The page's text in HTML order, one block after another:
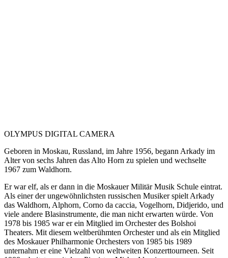
OLYMPUS DIGITAL CAMERA
Geboren in Moskau, Russland, im Jahre 1956, begann Arkady im
Alter von sechs Jahren das Alto Horn zu spielen und wechselte
1967 zum Waldhorn.
Er war elf, als er dann in die Moskauer Militär Musik Schule eintrat.
Als einer der ungewöhnlichsten russischen Musiker spielt Arkady
das Waldhorn, Alphorn, Corno da caccia, Vogelhorn, Didjerido, und
viele andere Blasinstrumente, die man nicht erwarten würde. Von
1978 bis 1985 war er ein Mitglied im Orchester des Bolshoi
Theaters. Mit diesem weltberühmten Orchester und als ein Mitglied
des Moskauer Philharmonie Orchesters von 1985 bis 1989
unternahm er eine Vielzahl von weltweiten Konzerttourneen. Seit